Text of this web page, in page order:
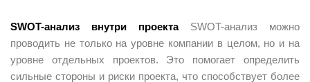
SWOT-анализ внутри проектаSWOT-анализ можно
проводить не только на уровне компании в целом, но и на
уровне отдельных проектов. Это помогает определить
сильные стороны и риски проекта, что способствует более